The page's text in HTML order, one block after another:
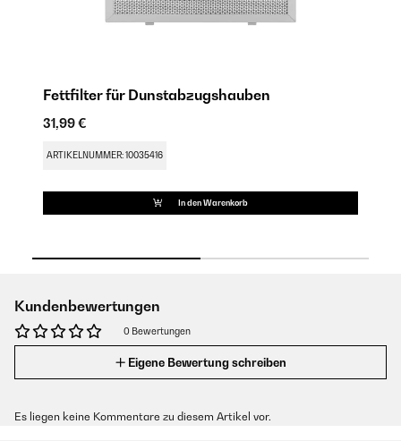
Fettfilter für Dunstabzugshauben
31,99 €
ARTIKELNUMMER: 10035416
In den Warenkorb
Kundenbewertungen
0 Bewertungen
Eigene Bewertung schreiben
Es liegen keine Kommentare zu diesem Artikel vor.